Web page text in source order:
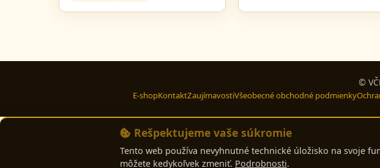
©
E-shopKontaktZaujímavostiVšeobecné obchodné podmienky
Rešpektujeme vaše súkromie
Tento web používa nevyhnutné technické úložisko na svoje
môžete kedykoľvek zmeniť. Podrobnosti.